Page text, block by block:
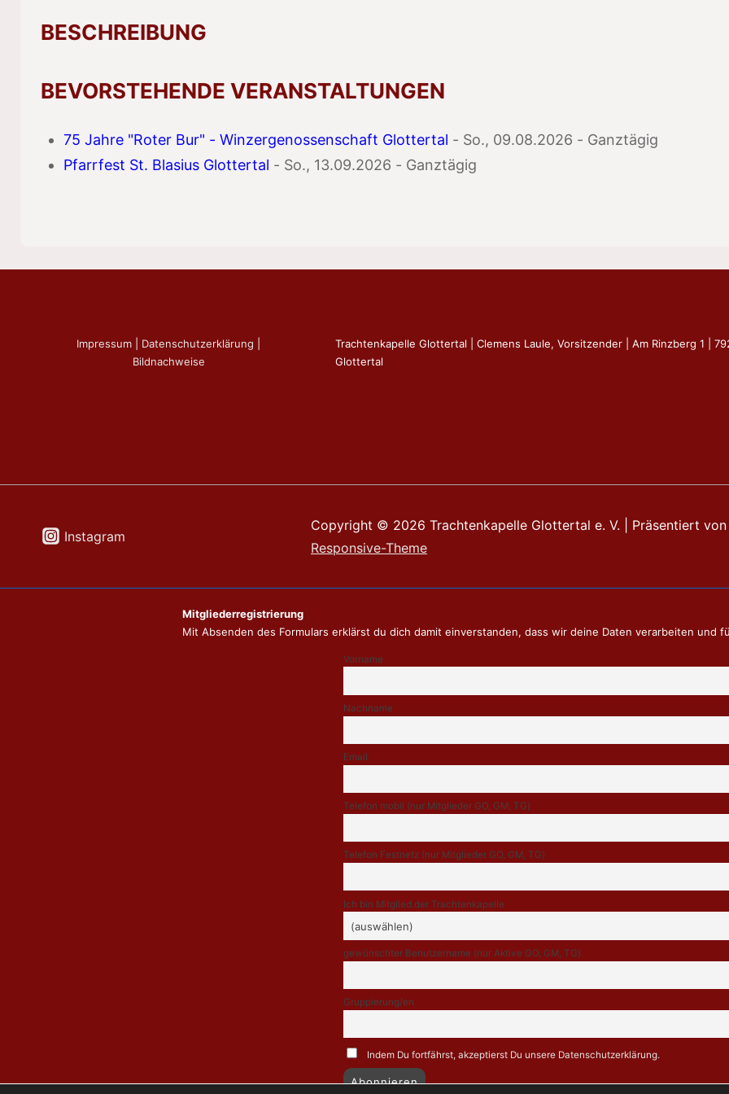
BESCHREIBUNG
BEVORSTEHENDE VERANSTALTUNGEN
75 Jahre "Roter Bur" - Winzergenossenschaft Glottertal - So., 09.08.2026 - Ganztägig
Pfarrfest St. Blasius Glottertal - So., 13.09.2026 - Ganztägig
Impressum Datenschutzerklärung
Bildnachweise
Trachtenkapelle Glottertal | Clemens Laule, Vorsitzender | Am Rinzberg 1 |
Glottertal
Instagram
Copyright © 2026 Trachtenkapelle Glottertal e. V.
| Präsentiert von
Responsive-Theme
Mitgliederregistrierung
Mit Absenden des Formulars erklärst du dich damit einverstanden, dass wir deine Daten verarbeiten und
Vorname
Nachname
Email
Telefon mobil (nur Mitglieder GO, GM, TG)
Telefon Festnetz (nur Mitglieder GO, GM, TG)
Ich bin Mitglied der Trachtenkapelle
gewünschter Benutzername (nur Aktive GO, GM, TG)
Gruppierung/en
Indem Du fortfährst, akzeptierst Du unsere Datenschutzerklärung.